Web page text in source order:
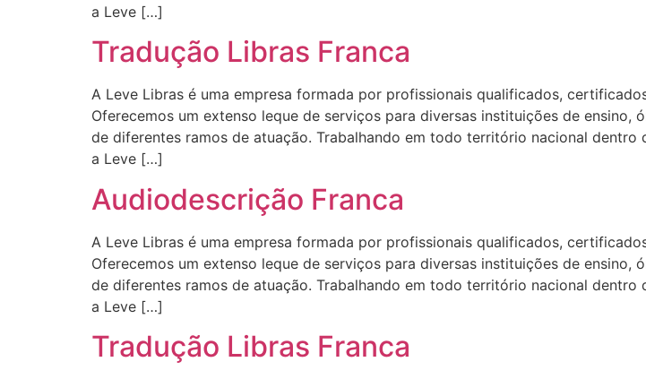
a Leve […]
Tradução Libras Franca
A Leve Libras é uma empresa formada por profissionais qualificados,
Oferecemos um extenso leque de serviços para diversas instituições de ensino,
de diferentes ramos de atuação. Trabalhando em todo território nacional dentro
a Leve […]
Audiodescrição Franca
A Leve Libras é uma empresa formada por profissionais qualificados,
Oferecemos um extenso leque de serviços para diversas instituições de ensino,
de diferentes ramos de atuação. Trabalhando em todo território nacional dentro
a Leve […]
Tradução Libras Franca